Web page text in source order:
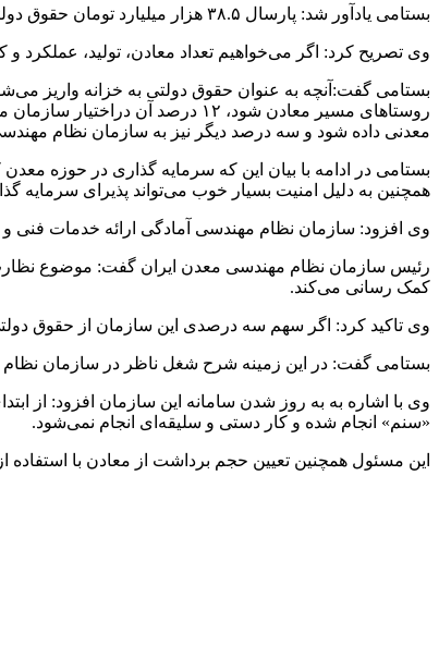
بستامی یادآور شد: پارسال ۳۸.۵ هزار میلیارد تومان حقوق دولتی معادن وصول شد که بخش زیادی از آن بدهی سال‌های قبل معدن کاران بوده است.
وی تصریح کرد: اگر می‌خواهیم تعداد معادن، تولید، عملکرد
روستاهای مسیر معادن شود، ۱۲
معدنی داده شود و سه درصد دیگر نیز به سازمان نظام
همچنین به دلیل امنیت بسیار خوب می‌تواند پذیرای سرمایه
وی افزود: سازمان نظام مهندسی آمادگی ارائه خدمات فنی
رئیس سازمان نظام مهندسی معدن ایران گفت: موضوع
کمک رسانی می‌کند.
وی تاکید کرد: اگر سهم سه درصدی این سازمان از حقوق
بستامی گفت: در این زمینه شرح شغل ناظر در سازمان
«سنم» انجام شده و کار دستی و سلیقه‌ای انجام نمی‌شود.
این مسئول همچنین تعیین حجم برداشت از معادن با